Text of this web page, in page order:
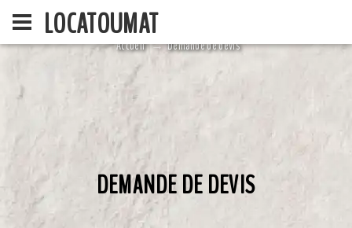
LOCATOUMAT
ACCUEIL
Accueil Demande de devis
DEMANDE DE DEVIS